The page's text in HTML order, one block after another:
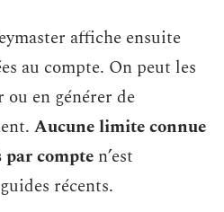
affiche ensuite
au compte. On peut les
en générer de
Aucune limite connue
par compte n’est
récents.